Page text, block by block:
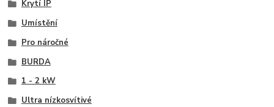
Krytí IP
Umístění
Pro náročné
BURDA
1 - 2 kW
Ultra nízkosvítivé